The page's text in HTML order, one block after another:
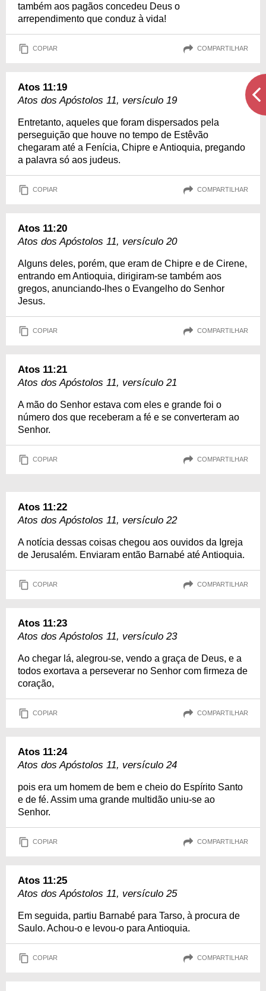
também aos pagãos concedeu Deus o
arrependimento que conduz à vida!
COPIAR COMPARTILHAR
Atos 11:19
Atos dos Apóstolos 11, versículo 19
Entretanto, aqueles que foram dispersados pela
perseguição que houve no tempo de Estêvão
chegaram até a Fenícia, Chipre e Antioquia, pregando
a palavra só aos judeus.
COPIAR COMPARTILHAR
Atos 11:20
Atos dos Apóstolos 11, versículo 20
Alguns deles, porém, que eram de Chipre e de Cirene,
entrando em Antioquia, dirigiram-se também aos
gregos, anunciando-lhes o Evangelho do Senhor
Jesus.
COPIAR COMPARTILHAR
Atos 11:21
Atos dos Apóstolos 11, versículo 21
A mão do Senhor estava com eles e grande foi o
número dos que receberam a fé e se converteram ao
Senhor.
COPIAR COMPARTILHAR
Atos 11:22
Atos dos Apóstolos 11, versículo 22
A notícia dessas coisas chegou aos ouvidos da Igreja
de Jerusalém. Enviaram então Barnabé até Antioquia.
COPIAR COMPARTILHAR
Atos 11:23
Atos dos Apóstolos 11, versículo 23
Ao chegar lá, alegrou-se, vendo a graça de Deus, e a
todos exortava a perseverar no Senhor com firmeza de
coração,
COPIAR COMPARTILHAR
Atos 11:24
Atos dos Apóstolos 11, versículo 24
pois era um homem de bem e cheio do Espírito Santo
e de fé. Assim uma grande multidão uniu-se ao
Senhor.
COPIAR COMPARTILHAR
Atos 11:25
Atos dos Apóstolos 11, versículo 25
Em seguida, partiu Barnabé para Tarso, à procura de
Saulo. Achou-o e levou-o para Antioquia.
COPIAR COMPARTILHAR